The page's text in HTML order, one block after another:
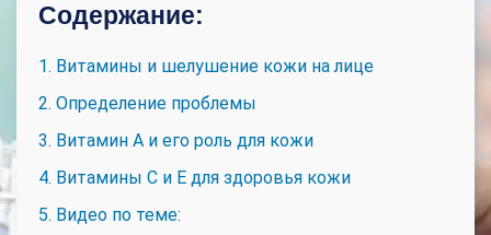
Содержание:
1. Витамины и шелушение кожи на лице
2. Определение проблемы
3. Витамин А и его роль для кожи
4. Витамины С и Е для здоровья кожи
5. Видео по теме: